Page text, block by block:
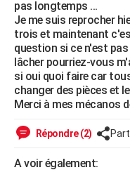
PHOTO
GUIDES D'ACHAT
BONS PLANS
CARTE DE VOEUX
pas longtemps ...
Je me suis reprocher
trois et maintenant
question si ce n'est
lâcher pourriez-vous
si oui quoi faire car
changer des pièces et
Merci à mes mécanos
Répondre (2)
A voir également: